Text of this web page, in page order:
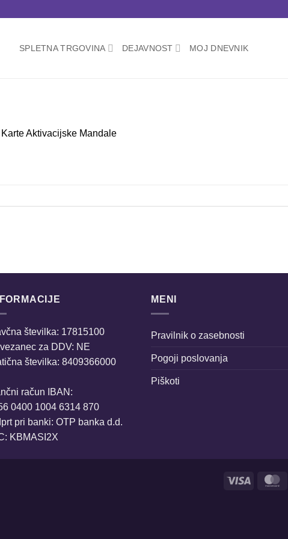
SPLETNA TRGOVINA DEJAVNOST MOJ DNEVNIK
Karte Aktivacijske Mandale
številka: 17815100
za DDV: NE
številka: 8409366000
račun IBAN:
0400 1004 6314 870
pri banki: OTP banka d.d.
KBMASI2X
MENI
Pravilnik o zasebnosti
Pogoji poslovanja
Piškoti
Visa